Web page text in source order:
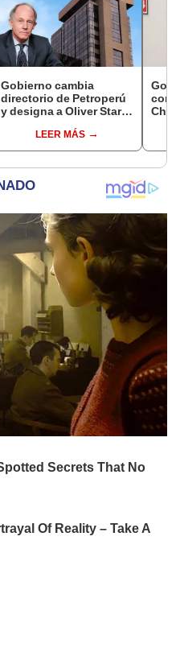
Gobierno cambia
directorio de Petroperú
y designa a Oliver Stark
empresa estatal
LEER MÁS